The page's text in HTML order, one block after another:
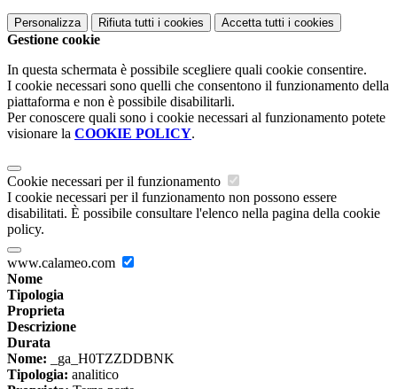
Personalizza Rifiuta tutti i cookies Accetta tutti i cookies
Gestione cookie
In questa schermata è possibile scegliere quali cookie consentire.
I cookie necessari sono quelli che consentono il funzionamento della
piattaforma e non è possibile disabilitarli.
Per conoscere quali sono i cookie necessari al funzionamento potete
visionare la COOKIE POLICY.
Cookie necessari per il funzionamento
I cookie necessari per il funzionamento non possono essere
disabilitati. È possibile consultare l'elenco nella pagina della cookie
policy.
www.calameo.com
Nome
Tipologia
Proprieta
Descrizione
Durata
Nome: _ga_H0TZZDDBNK
Tipologia: analitico